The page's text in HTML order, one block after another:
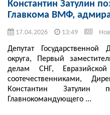
Константин Затулин
Главкома ВМФ,
17.04.2026 13:49
Депутат
округа, Первый
делам СНГ,
соотечественниками,
Константин Затулин
Главнокомандующего ...